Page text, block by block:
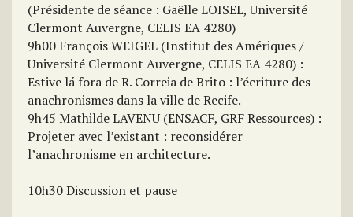
(Présidente de séance : Gaëlle LOISEL, Université
Clermont Auvergne, CELIS EA 4280)
9h00 François WEIGEL (Institut des Amériques /
Université Clermont Auvergne, CELIS EA 4280) :
Estive lá fora de R. Correia de Brito : l’écriture des
anachronismes dans la ville de Recife.
9h45 Mathilde LAVENU (ENSACF, GRF Ressources) :
Projeter avec l’existant : reconsidérer
l’anachronisme en architecture.
10h30 Discussion et pause